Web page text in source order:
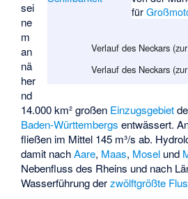
für
Verlauf des Neckars (zur
Verlauf des Neckars (zur
sei
ne
m
an
nä
her
nd
14.000 km² großen Einzugsgebiet
Baden-Württembergs entwässert.
fließen im Mittel 145 m³/s ab.
damit nachAare, Maas, Mosel und
Nebenfluss des Rheins und nach
Wasserführung derzwölftgrößte